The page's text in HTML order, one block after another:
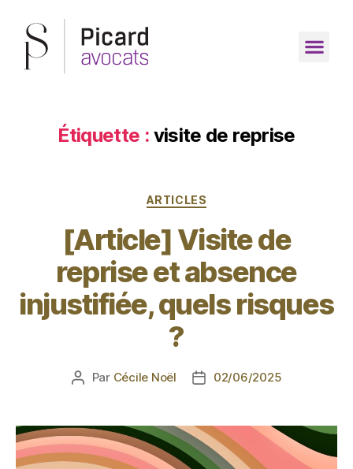
Étiquette : visite de reprise
ARTICLES
[Article] Visite de
reprise et absence
injustifiée, quels risques
?
Par Cécile Noël 02/06/2025